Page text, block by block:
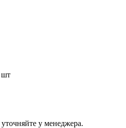
шт
у менеджера.